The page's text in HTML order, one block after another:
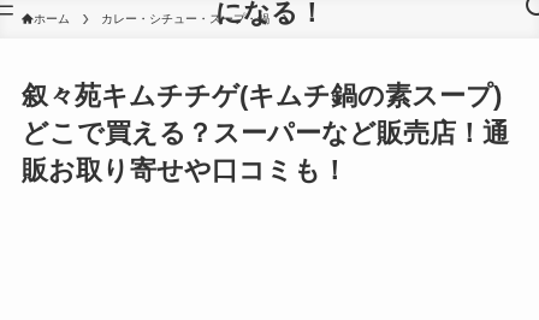
になる！
ホーム カレー・シチュー・スープ・鍋
叙々苑キムチチゲ(キムチ鍋の素スープ)
どこで買える？スーパーなど販売店！通
販お取り寄せや口コミも！